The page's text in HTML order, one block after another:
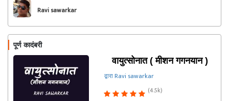
Ravi sawarkar
पूर्ण कादंबरी
वायुत्सोनात ( मीशन गगनयान )
द्वारा Ravi sawarkar
(4.5k)